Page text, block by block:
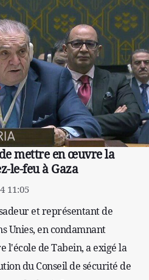
mettre en œuvre la
le-feu à Gaza
11:05
et représentant de
Unies, en condamnant
l'école de Tabein, a exigé la
du Conseil de sécurité de